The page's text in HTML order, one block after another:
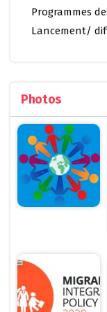
Programmes
Lancement/
Photos